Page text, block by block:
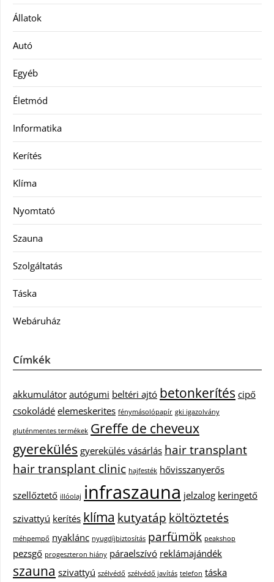
Állatok
Autó
Egyéb
Életmód
Informatika
Kerítés
Klíma
Nyomtató
Szauna
Szolgáltatás
Táska
Webáruház
Címkék
akkumulátor autógumi beltéri ajtó betonkerítés cipő
csokoládé elemeskerites fénymásolópapír gki igazolvány
gluténmentes termékek Greffe de cheveux
gyerekülés gyerekülés vásárlás hair transplant
hair transplant clinic hajfesték hővisszanyerős
szellőztető illóolaj infraszauna jelzalog keringető
szivattyú kerítés klíma kutyatáp költöztetés
méhpempő nyaklánc nyugdíjbiztosítás parfümök peakshop
pezsgő progeszteron hiány páraelszívó reklámajándék
szauna szivattyú szélvédő szélvédő javítás telefon táska